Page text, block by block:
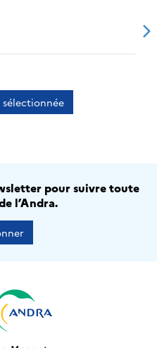
sélectionnée
pour suivre toute
l’Andra.